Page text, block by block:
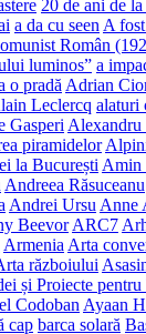
20 de ani de
a da cu seen A
Român
luminos” a
o pradă Adrian
Leclercq alaturi
Gasperi Alexandru
piramidelor
la București Amin
Andreea Răsuceanu
Andrei Ursu Anne
Beevor ARC7
Armenia Arta
războiului
și Proiecte
Codoban Ayaan
cap barca solară